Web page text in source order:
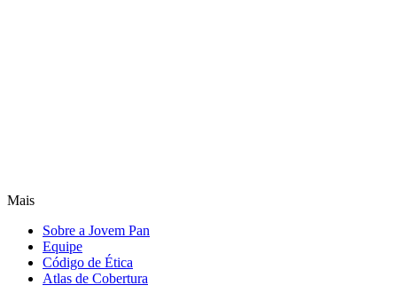
Mais
Sobre a Jovem Pan
Equipe
Código de Ética
Atlas de Cobertura